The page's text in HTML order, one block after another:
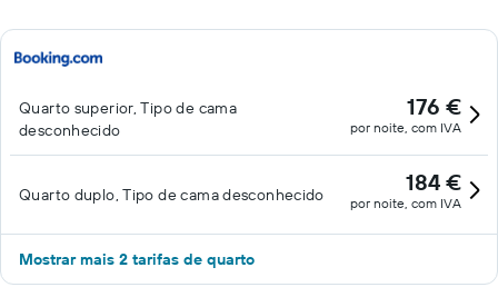
Quarto superior, Tipo de cama
desconhecido
176 €
por noite, com IVA
Quarto duplo, Tipo de cama desconhecido 184 €
por noite, com IVA
Mostrar mais 2 tarifas de quarto